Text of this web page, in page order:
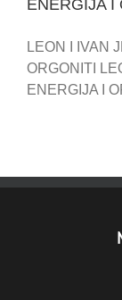
ENERGIJA I
LEON I IVAN
ORGONITI
ENERGIJA I